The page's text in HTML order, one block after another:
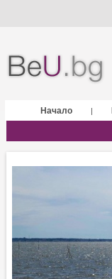
Начало |